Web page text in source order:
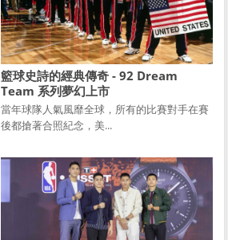
籃球史詩的經典傳奇 - 92 Dream
Team 系列夢幻上市
當年球隊人氣風靡全球，所有的比賽對手在賽
後都搶著合照紀念，美...